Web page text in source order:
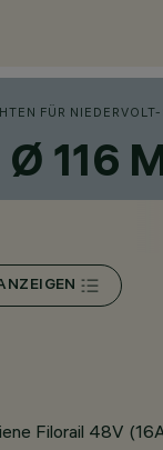
FÜR
Ø 116
Filorail 48V